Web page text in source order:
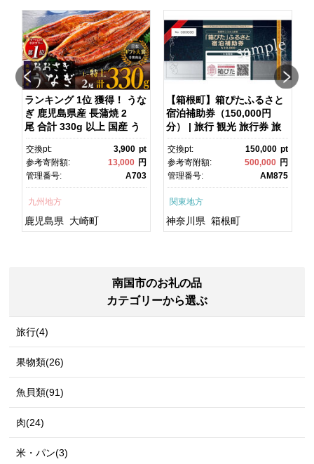
ランキング 1位 獲得！ うな
ぎ 鹿児島県産 長蒲焼 2
尾 合計 330g 以上 国産 う
なぎ 鰻 ウナギ 蒲焼き 蒲
焼 かばやき 魚 魚介 魚貝 海
鮮 うな重 ひつまぶし 蒲
焼 訳あり ギフト 人気 おす
半島 A703
交換pt: 3,900 pt
参考寄附額:
13,000 円
管理番号:
A703
九州地方
鹿児島県 大崎町
【箱根町】箱ぴたふるさと
宿泊補助券（150,000円
分） | 旅行 観光 旅行券 旅
行クーポン クーポン 箱根
町ふるさと納税 神奈川県ふ
るさと納税 神奈川県 箱根
町
交換pt: 150,000 pt
参考寄附額:
500,000 円
管理番号:
AM875
関東地方
神奈川県 箱根町
南国市のお礼の品
カテゴリーから選ぶ
旅行(4)
果物類(26)
魚貝類(91)
肉(24)
米・パン(3)